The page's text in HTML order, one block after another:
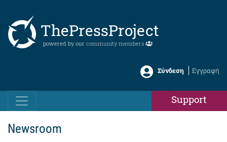
ThePressProject
powered by our community members
Σύνδεση Εγγραφή
Support
Newsroom